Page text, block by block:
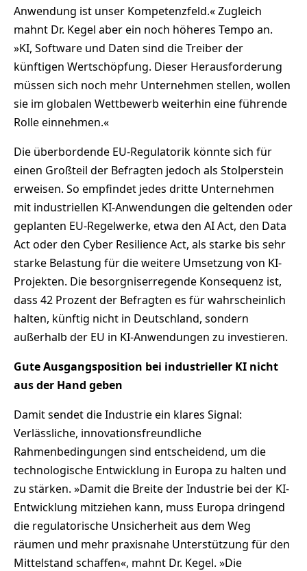
Anwendung ist unser Kompetenzfeld.« Zugleich
mahnt Dr. Kegel aber ein noch höheres Tempo an.
»KI, Software und Daten sind die Treiber der
künftigen Wertschöpfung. Dieser Herausforderung
müssen sich noch mehr Unternehmen stellen, wollen
sie im globalen Wettbewerb weiterhin eine führende
Rolle einnehmen.«
Die überbordende EU-Regulatorik könnte sich für
einen Großteil der Befragten jedoch als Stolperstein
erweisen. So empfindet jedes dritte Unternehmen
mit industriellen KI-Anwendungen die geltenden oder
geplanten EU-Regelwerke, etwa den AI Act, den Data
Act oder den Cyber Resilience Act, als starke bis sehr
starke Belastung für die weitere Umsetzung von KI-
Projekten. Die besorgniserregende Konsequenz ist,
dass 42 Prozent der Befragten es für wahrscheinlich
halten, künftig nicht in Deutschland, sondern
außerhalb der EU in KI-Anwendungen zu investieren.
Gute Ausgangsposition bei industrieller KI nicht
aus der Hand geben
Damit sendet die Industrie ein klares Signal:
Verlässliche, innovationsfreundliche
Rahmenbedingungen sind entscheidend, um die
technologische Entwicklung in Europa zu halten und
zu stärken. »Damit die Breite der Industrie bei der KI-
Entwicklung mitziehen kann, muss Europa dringend
die regulatorische Unsicherheit aus dem Weg
räumen und mehr praxisnahe Unterstützung für den
Mittelstand schaffen«, mahnt Dr. Kegel. »Die